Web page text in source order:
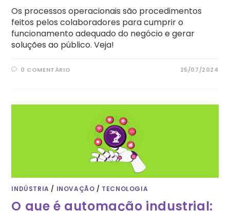
Os processos operacionais são procedimentos
feitos pelos colaboradores para cumprir o
funcionamento adequado do negócio e gerar
soluções ao público. Veja!
0 COMENTÁRIO 25/07/2024
INDÚSTRIA / INOVAÇÃO / TECNOLOGIA
O que é automação industrial: